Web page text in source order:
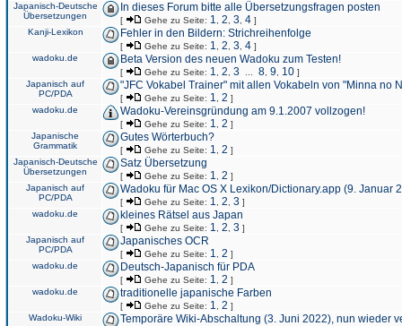
Japanisch-Deutsche
Übersetzungen
In dieses Forum bitte alle Übersetzungsfragen posten
[ Gehe zu Seite: 1 2 3 4 ]
Kanji-Lexikon
Fehler in den Bildern: Strichreihenfolge
[ Gehe zu Seite: 1 2 3 4 ]
wadoku.de
Beta Version des neuen Wadoku zum Testen!
[ Gehe zu Seite: 1 2 3 8 9 10 ]
Japanisch auf
PC/PDA
"JFC Vokabel Trainer" mit allen Vokabeln von "Minna no
[ Gehe zu Seite: 1 2 ]
wadoku.de
Wadoku-Vereinsgründung am 9.1.2007 vollzogen!
[ Gehe zu Seite: 1 2 ]
Japanische
Grammatik
Gutes Wörterbuch?
[ Gehe zu Seite: 1 2 ]
Japanisch-Deutsche
Übersetzungen
Satz Übersetzung
[ Gehe zu Seite: 1 2 ]
Japanisch auf
PC/PDA
Wadoku für Mac OS X Lexikon/Dictionary.app (9. Januar
[ Gehe zu Seite: 1 2 3 ]
wadoku.de
kleines Rätsel aus Japan
[ Gehe zu Seite: 1 2 3 ]
Japanisch auf
PC/PDA
Japanisches OCR
[ Gehe zu Seite: 1 2 ]
wadoku.de
Deutsch-Japanisch für PDA
[ Gehe zu Seite: 1 2 ]
wadoku.de
traditionelle japanische Farben
[ Gehe zu Seite: 1 2 ]
Wadoku-Wiki
Temporäre Wiki-Abschaltung (3. Juni 2022), nun wieder